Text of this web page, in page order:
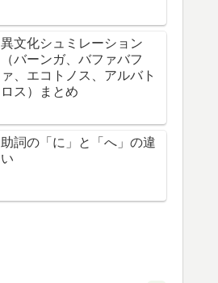
異文化シュミレーション
（バーンガ、バファバフ
ァ、エコトノス、アルバト
ロス）まとめ
助詞の「に」と「へ」の違
い